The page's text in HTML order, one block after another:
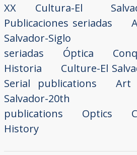
XX
Cultura-El
Publicaciones seriadas
Salvador-Siglo XX-
seriadas
Óptica
Historia
Culture-El
Serial publications
Art
Salvador-20th
publications
Optics
History